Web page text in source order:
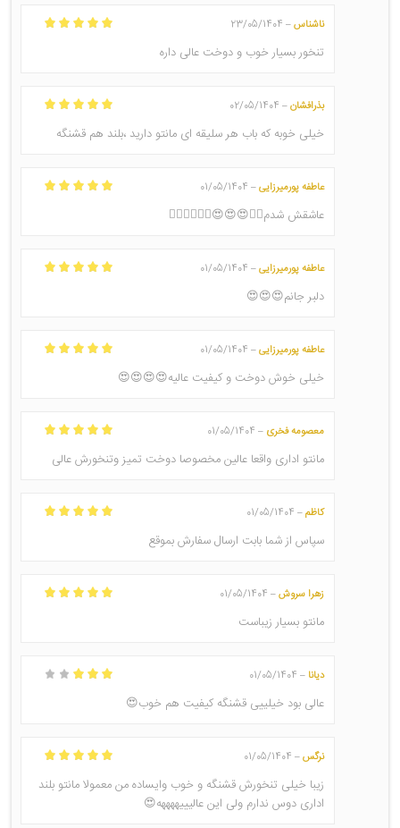
ناشناس–
23/05/1404
تنخور بسیار خوب و دوخت عالی داره
بذرافشان–
02/05/1404
خیلی خوبه که باب هر سلیقه ای مانتو دارید ،بلند هم قشنگه
عاطفه پورمیرزایی–
01/05/1404
عاشقش شدم❤️‍🔥😍😍😍❤️‍🔥❤️‍🔥❤️‍🔥
عاطفه پورمیرزایی–
01/05/1404
دلبر جانم😍😍😍
عاطفه پورمیرزایی–
01/05/1404
خیلی خوش دوخت و کیفیت عالیه😍😍😍😍
معصومه فخری–
01/05/1404
مانتو اداری واقعا عالین مخصوصا دوخت تمیز وتنخورش عالی
کاظم–
01/05/1404
سپاس از شما بابت ارسال سفارش بموقع
زهرا سروش–
01/05/1404
مانتو بسیار زیباست
دیانا–
01/05/1404
عالی بود خیلییی قشنگه کیفیت هم خوب😍
نرگس–
01/05/1404
زیبا خیلی تنخورش قشنگه و خوب وایساده من معمولا مانتو بلند
اداری دوس ندارم ولی این عالیییههههه😍